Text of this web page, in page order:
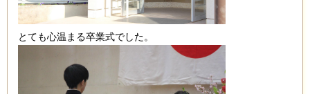
とても心温まる卒業式でした。